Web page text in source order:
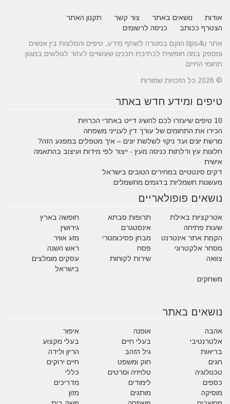
אודות נושאים באתר צור קשר
תקנון האתר
הצטרף ככותב
כניסה לרשומים
אתר tips4u הוקם במטרה לשתף מידע, טיפים והמלצות בין אנשים
ומספק במה חופשית לכתיבת תכנים שעשויים לעזור לגולשים במגוון
תחומי החיים.
© 2026 כל הזכויות שמורות
טיפים ומידע חדש באתר
10 טיפים שיעזרו לכם להשיג דייט באתרי הכרויות
הכירו את התחומים של עורך דין לענייני משפחה
מרשת יונים ועד ניקוי לשלשת יונים – איך מטפלים במפגע הזה?
חלונות עץ ודלתות כניסה מעץ - ייצור לפי מידות ועיצוב בהתאמה
אישית
דקים סינטטיים במחירים הטובים בישראל
מעשנות חשמליות בדגמים מחשמלים
נושאים פופולאריים
אטרקציות באילת תרופות סבתא
חופשה בארץ
שעות פתיחה
אינסטגרם
גירושין
הקמת אתר אינטרנט
מבחן פסיכומטרי
מזג אוויר
מסחר אלקטרוני
פסח
ראש השנה
צוואה
שירות לקוחות
עסקים מומלצים
בישראל
משחקים
נושאים באתר
אהבה אופנה
איפור
אלטרנטיבי
בעלי חיים
בעלי מקצוע
בריאות
גיל הזהב
הריון ולידה
חגים
חוק ומשפט
חיים ירוקים
טכנולוגיה
טלויזיה וסרטים
כללי
כספים
לימודים
מדריכים
מוסיקה
מותגים
מזון